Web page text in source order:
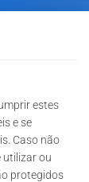
estes
e se
Caso não
utilizar ou
protegidos